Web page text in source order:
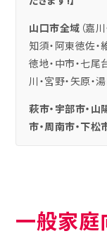
山口市全域 （嘉
知須・阿東徳佐・
徳地・中市・七尾
川・宮野・矢原・
萩市・宇部市・山
市・周南市・下松
一般家庭